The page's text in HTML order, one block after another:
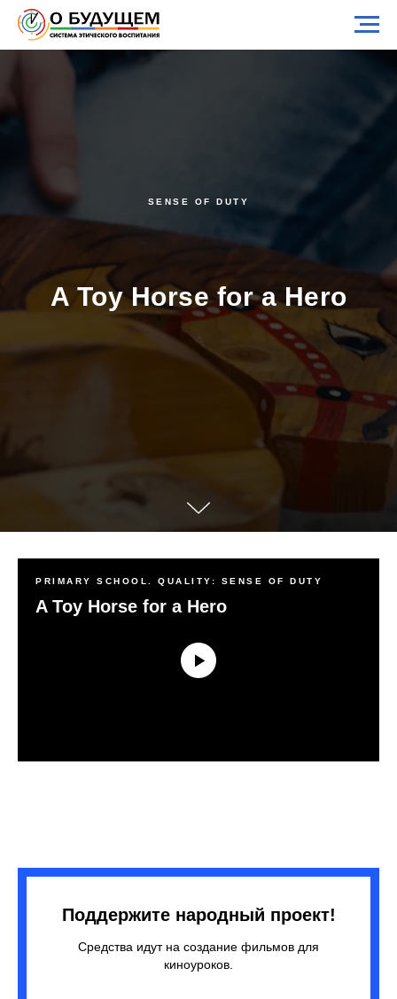
SENSE OF DUTY
A Toy Horse for a Hero
PRIMARY SCHOOL. QUALITY: SENSE OF DUTY
A Toy Horse for a Hero
Поддержите народный проект!
Средства идут на создание фильмов для
киноуроков.